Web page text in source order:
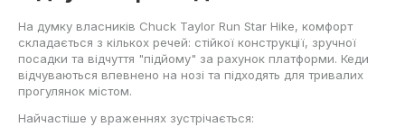
На думку власників Chuck Taylor Run Star Hike, комфорт
складається з кількох речей: стійкої конструкції, зручної
посадки та відчуття "підйому" за рахунок платформи. Кеди
відчуваються впевнено на нозі та підходять для тривалих
прогулянок містом.
Найчастіше у враженнях зустрічається: